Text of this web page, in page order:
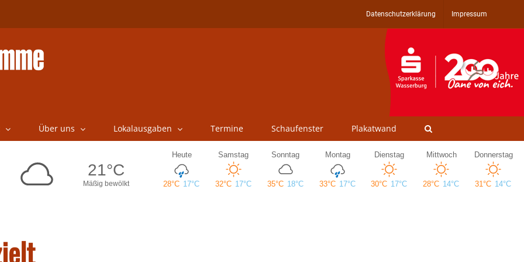
Datenschutzerklärung Impressum
Über uns Lokalausgaben Termine Schaufenster Plakatwand